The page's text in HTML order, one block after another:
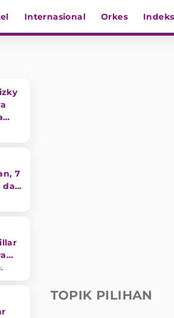
Internasional Orkes Indeks
7
dan
TOPIK PILIHAN